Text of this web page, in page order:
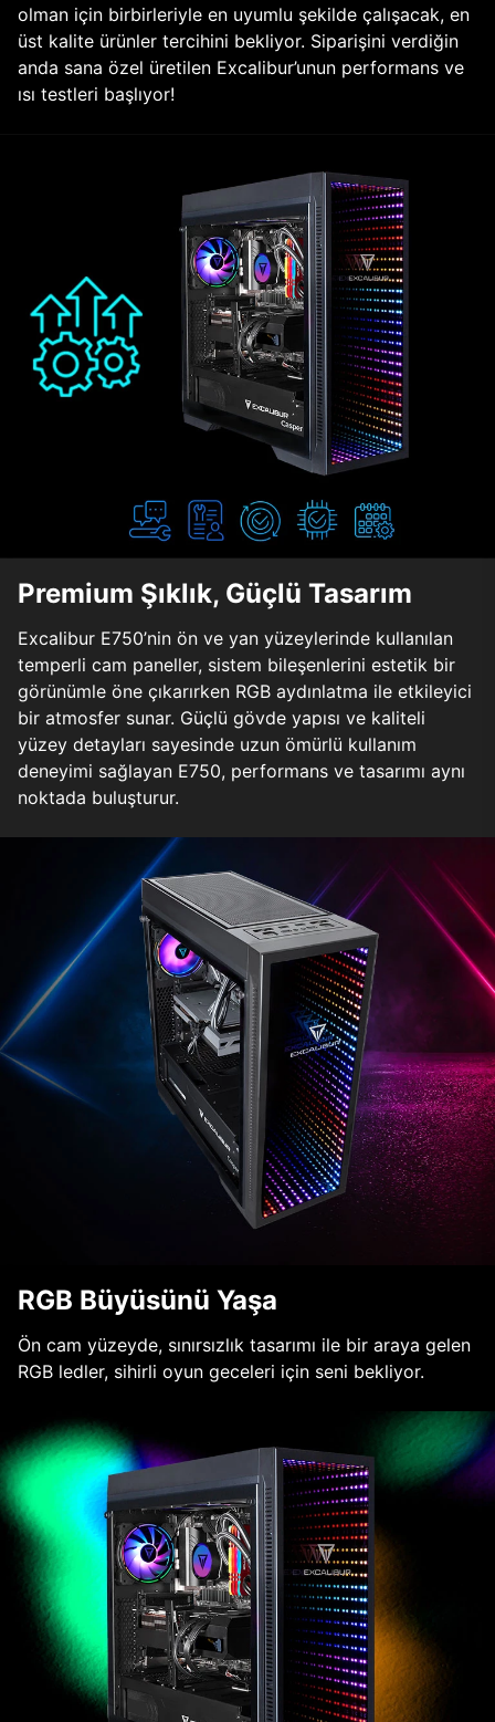
olman için birbirleriyle en uyumlu şekilde çalışacak, en
üst kalite ürünler tercihini bekliyor. Siparişini verdiğin
anda sana özel üretilen Excalibur’unun performans ve
ısı testleri başlıyor!
Premium Şıklık, Güçlü Tasarım
Excalibur E750’nin ön ve yan yüzeylerinde kullanılan
temperli cam paneller, sistem bileşenlerini estetik bir
görünümle öne çıkarırken RGB aydınlatma ile etkileyici
bir atmosfer sunar. Güçlü gövde yapısı ve kaliteli
yüzey detayları sayesinde uzun ömürlü kullanım
deneyimi sağlayan E750, performans ve tasarımı aynı
noktada buluşturur.
RGB Büyüsünü Yaşa
Ön cam yüzeyde, sınırsızlık tasarımı ile bir araya gelen
RGB ledler, sihirli oyun geceleri için seni bekliyor.